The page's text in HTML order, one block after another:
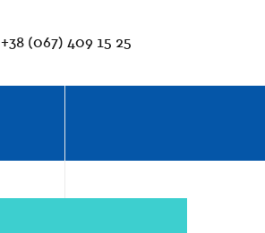
+38 (067) 409 15 25